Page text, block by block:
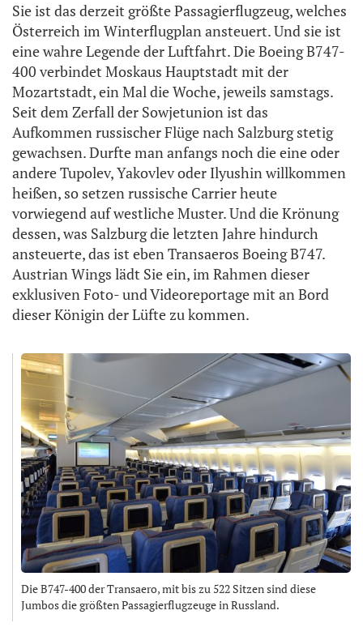
Sie ist das derzeit größte Passagierflugzeug, welches
Österreich im Winterflugplan ansteuert. Und sie ist
eine wahre Legende der Luftfahrt. Die Boeing B747-
400 verbindet Moskaus Hauptstadt mit der
Mozartstadt, ein Mal die Woche, jeweils samstags.
Seit dem Zerfall der Sowjetunion ist das
Aufkommen russischer Flüge nach Salzburg stetig
gewachsen. Durfte man anfangs noch die eine oder
andere Tupolev, Yakovlev oder Ilyushin willkommen
heißen, so setzen russische Carrier heute
vorwiegend auf westliche Muster. Und die Krönung
dessen, was Salzburg die letzten Jahre hindurch
ansteuerte, das ist eben Transaeros Boeing B747.
Austrian Wings lädt Sie ein, im Rahmen dieser
exklusiven Foto- und Videoreportage mit an Bord
dieser Königin der Lüfte zu kommen.
Die B747-400 der Transaero, mit bis zu 522 Sitzen sind diese
Jumbos die größten Passagierflugzeuge in Russland.